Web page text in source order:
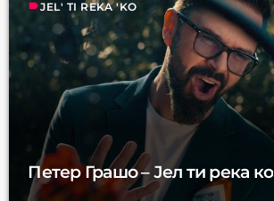
labelJEL' TI REKA 'KO
Петер Грашо – Јел ти река ко